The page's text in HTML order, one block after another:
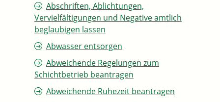
Abschriften, Ablichtungen,
Vervielfältigungen und Negative amtlich
beglaubigen lassen
Abwasser entsorgen
Abweichende Regelungen zum
Schichtbetrieb beantragen
Abweichende Ruhezeit beantragen